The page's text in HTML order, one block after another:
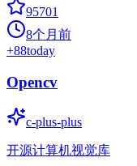
95701
8个月前
+88today
Opencv
c-plus-plus
开源计算机视觉库